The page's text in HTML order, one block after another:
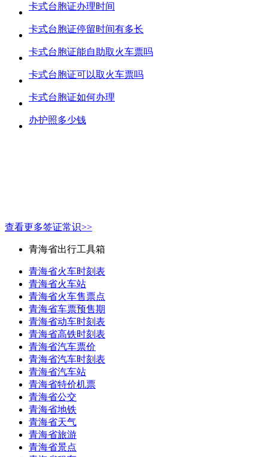
卡式台胞证办理时间
卡式台胞证停留时间有多长
卡式台胞证能自助取火车票吗
卡式台胞证可以取火车票吗
卡式台胞证如何办理
办护照多少钱
查看更多签证常识>>
青海省出行工具箱
青海省火车时刻表
青海省火车站
青海省火车售票点
青海省车票预售期
青海省动车时刻表
青海省高铁时刻表
青海省汽车票价
青海省汽车时刻表
青海省汽车站
青海省特价机票
青海省公交
青海省地铁
青海省天气
青海省旅游
青海省景点